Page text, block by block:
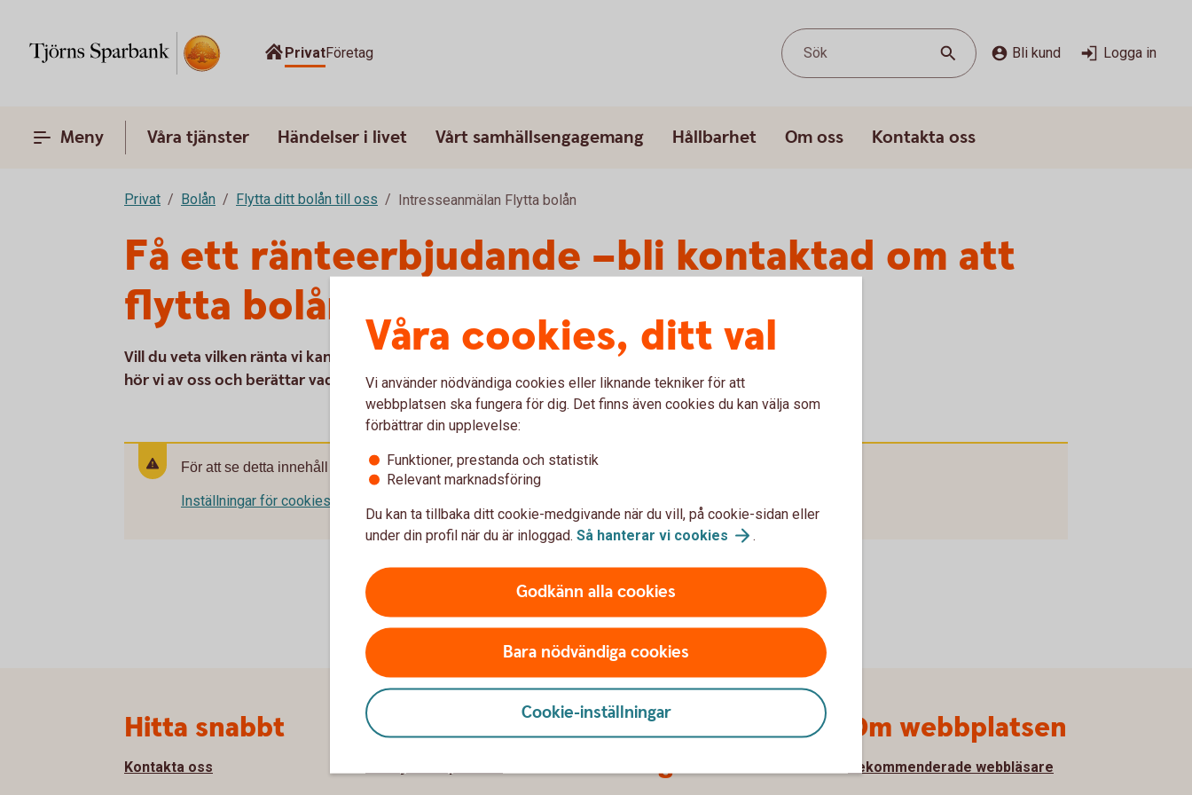
PrivatFöretag Sök Bli kund Logga in
Meny Våra tjänster Händelser i livet Vårt samhällsengagemang Hållbarhet Om oss Kontakta oss
Privat Bolån Flytta ditt bolån till oss Intresseanmälan Flytta bolån
Få ett ränteerbjudande –bli kontaktad om att
flytta bolån
Vill du veta vilken ränta vi kan erbjuda om du flyttar ditt bolån till oss? Fyll i dina uppgifter så
hör vi av oss och berättar vad vi kan erbjuda.
För att se detta innehåll behöver du först godkänna cookies för Funktioner, prestanda och statistik.
Inställningar för cookies
Våra cookies, ditt val
Vi använder nödvändiga cookies eller liknande tekniker för att
webbplatsen ska fungera för dig. Det finns även cookies du kan välja som
förbättrar din upplevelse:
Funktioner, prestanda och statistik
Relevant marknadsföring
Du kan ta tillbaka ditt cookie-medgivande när du vill, på cookie-sidan eller
under din profil när du är inloggad. Så hanterar vi cookies .
Godkänn alla cookies
Bara nödvändiga cookies
Cookie-inställningar
Hitta snabbt
Kontakta oss
Om oss
Säkerhet och
integritet
Om webbplatsen
Rekommenderade webbläsare